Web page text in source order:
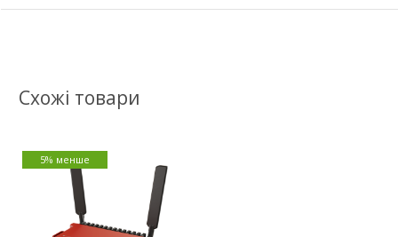
Схожі товари
5% менше